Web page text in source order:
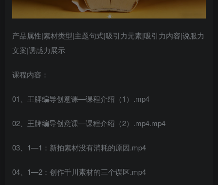
产品属性|素材类型|主题句式|吸引力元素|吸引力内容|说服力
文案|诱惑力展示
课程内容：
01、王牌编导创意课—课程介绍（1）.mp4
02、王牌编导创意课—课程介绍（2）.mp4.mp4
03、1—1：新拍素材没有消耗的原因.mp4
04、1—2：创作千川素材的三个误区.mp4